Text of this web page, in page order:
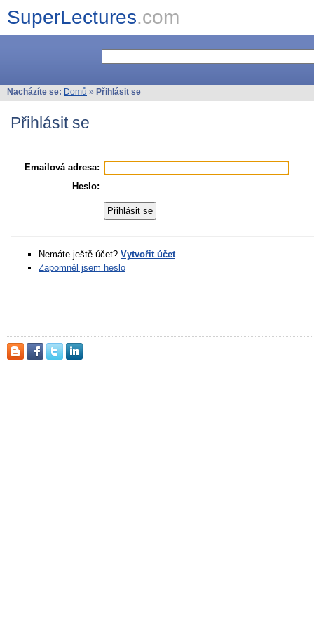
SuperLectures.com
Nacházíte se: Domů » Přihlásit se
Přihlásit se
Emailová adresa:
Heslo:
Nemáte ještě účet? Vytvořit účet
Zapomněl jsem heslo